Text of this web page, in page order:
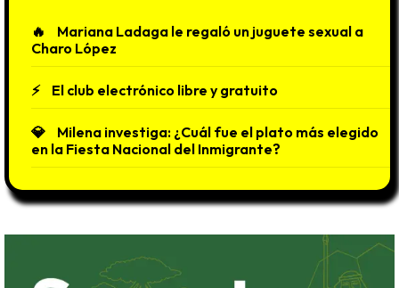
Mariana Ladaga le regaló un juguete sexual a
Charo López
El club electrónico libre y gratuito
Milena investiga: ¿Cuál fue el plato más elegido
en la Fiesta Nacional del Inmigrante?